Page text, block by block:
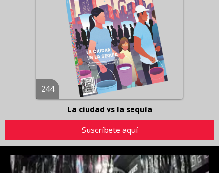
244
La ciudad vs la sequía
Suscríbete aquí